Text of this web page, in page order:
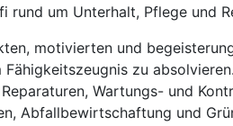
rund um Unterhalt, Pflege und
motivierten und
zu
Wartungs- und
Abfallbewirtschaftung und